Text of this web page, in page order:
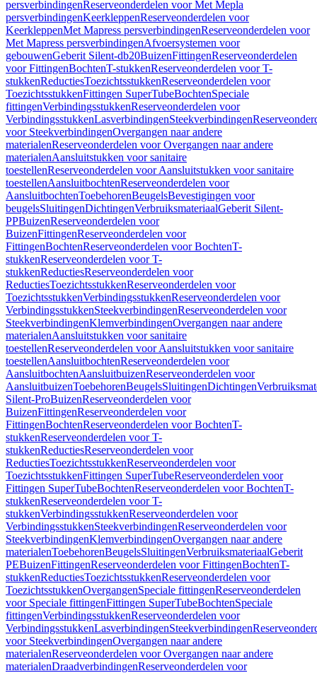
persverbindingenReserveonderdelen voor Met Mepla
persverbindingenKeerkleppenReserveonderdelen voor
KeerkleppenMet Mapress persverbindingenReserveonderdelen voor
Met Mapress persverbindingenAfvoersystemen voor
gebouwenGeberit Silent-db20BuizenFittingenReserveonderdelen
voor FittingenBochtenT-stukkenReserveonderdelen voor T-
stukkenReductiesToezichtsstukkenReserveonderdelen voor
ToezichtsstukkenFittingen SuperTubeBochtenSpeciale
fittingenVerbindingsstukkenReserveonderdelen voor
VerbindingsstukkenLasverbindingenSteekverbindingen
voor SteekverbindingenOvergangen naar andere
materialenReserveonderdelen voor Overgangen naar andere
materialenAansluitstukken voor sanitaire
toestellenReserveonderdelen voor Aansluitstukken voor sanitaire
toestellenAansluitbochtenReserveonderdelen voor
AansluitbochtenToebehorenBeugelsBevestigingen voor
beugelsSluitingenDichtingenVerbruiksmateriaalGeberit Silent-
PPBuizenReserveonderdelen voor
BuizenFittingenReserveonderdelen voor
FittingenBochtenReserveonderdelen voor BochtenT-
stukkenReserveonderdelen voor T-
stukkenReductiesReserveonderdelen voor
ReductiesToezichtsstukkenReserveonderdelen voor
ToezichtsstukkenVerbindingsstukkenReserveonderdelen voor
VerbindingsstukkenSteekverbindingenReserveonderdelen voor
SteekverbindingenKlemverbindingenOvergangen naar andere
materialenAansluitstukken voor sanitaire
toestellenReserveonderdelen voor Aansluitstukken voor sanitaire
toestellenAansluitbochtenReserveonderdelen voor
AansluitbochtenAansluitbuizenReserveonderdelen voor
AansluitbuizenToebehorenBeugelsSluitingenDichtingen
Silent-ProBuizenReserveonderdelen voor
BuizenFittingenReserveonderdelen voor
FittingenBochtenReserveonderdelen voor BochtenT-
stukkenReserveonderdelen voor T-
stukkenReductiesReserveonderdelen voor
ReductiesToezichtsstukkenReserveonderdelen voor
ToezichtsstukkenFittingen SuperTubeReserveonderdelen voor
Fittingen SuperTubeBochtenReserveonderdelen voor BochtenT-
stukkenReserveonderdelen voor T-
stukkenVerbindingsstukkenReserveonderdelen voor
VerbindingsstukkenSteekverbindingenReserveonderdelen voor
SteekverbindingenKlemverbindingenOvergangen naar andere
materialenToebehorenBeugelsSluitingenVerbruiksmateriaalGeberit
PEBuizenFittingenReserveonderdelen voor FittingenBochtenT-
stukkenReductiesToezichtsstukkenReserveonderdelen voor
ToezichtsstukkenOvergangenSpeciale fittingenReserveonderdelen
voor Speciale fittingenFittingen SuperTubeBochtenSpeciale
fittingenVerbindingsstukkenReserveonderdelen voor
VerbindingsstukkenLasverbindingenSteekverbindingen
voor SteekverbindingenOvergangen naar andere
materialenReserveonderdelen voor Overgangen naar andere
materialenDraadverbindingenReserveonderdelen voor